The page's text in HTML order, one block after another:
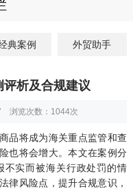
典案例 外贸助手
评析及合规建议
浏览次数： 1044次
将成为海关重点监管和查
也将会增大。本文在案例分
不实而被海关行政处罚的情
律风险点，提升合规意识，